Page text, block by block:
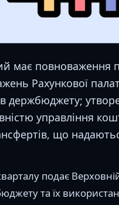
має
Рахункової
держбюджету;
управління
що
подає
та їх